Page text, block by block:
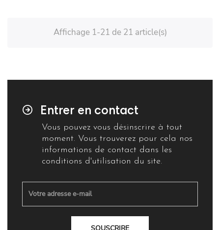
Affichage 1-21 de 21 article(s)
Entrer en contact
Vous pouvez vous désinscrire à tout
moment. Vous trouverez pour cela nos
informations de contact dans les
conditions d'utilisation du site.